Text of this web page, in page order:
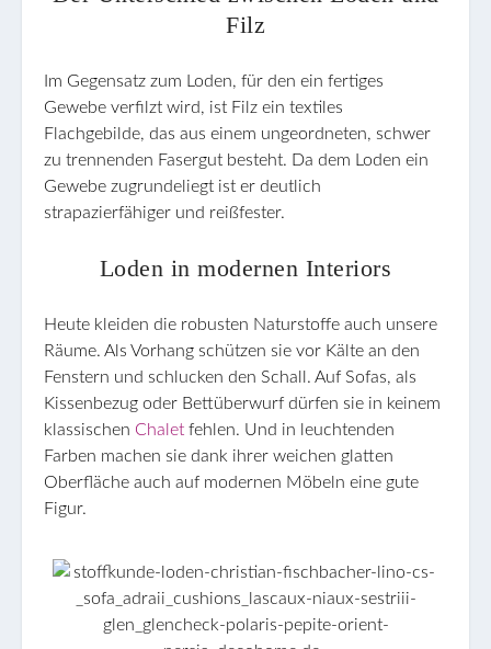
Filz
Im Gegensatz zum Loden, für den ein fertiges
Gewebe verfilzt wird, ist Filz ein textiles
Flachgebilde, das aus einem ungeordneten, schwer
zu trennenden Fasergut besteht. Da dem Loden ein
Gewebe zugrundeliegt ist er deutlich
strapazierfähiger und reißfester.
Loden in modernen Interiors
Heute kleiden die robusten Naturstoffe auch unsere
Räume. Als Vorhang schützen sie vor Kälte an den
Fenstern und schlucken den Schall. Auf Sofas, als
Kissenbezug oder Bettüberwurf dürfen sie in keinem
klassischen Chalet fehlen. Und in leuchtenden
Farben machen sie dank ihrer weichen glatten
Oberfläche auch auf modernen Möbeln eine gute
Figur.